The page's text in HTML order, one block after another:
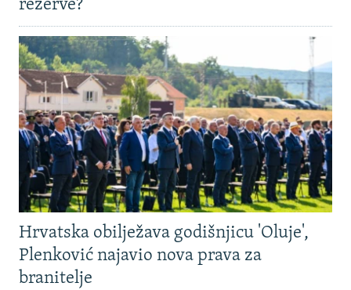
rezerve?
Hrvatska obilježava godišnjicu 'Oluje',
Plenković najavio nova prava za
branitelje